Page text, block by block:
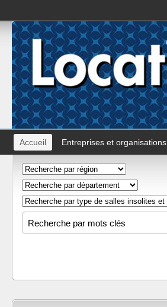
Accueil Entreprises et organisations